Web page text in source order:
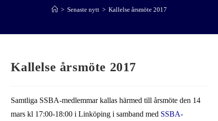
> Senaste nytt > Kallelse årsmöte 2017
Kallelse årsmöte 2017
Samtliga SSBA-medlemmar kallas härmed till årsmöte den 14
mars kl 17:00-18:00 i Linköping i samband med SSBA-